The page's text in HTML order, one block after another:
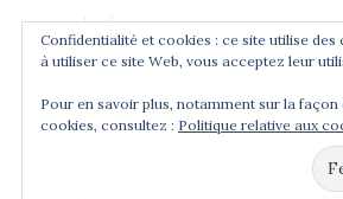
Hit enter to search or
Confidentialité et cookies : ce site utilise
à utiliser ce site Web, vous acceptez leur
Pour en savoir plus, notamment sur la
cookies, consultez : Politique relative aux